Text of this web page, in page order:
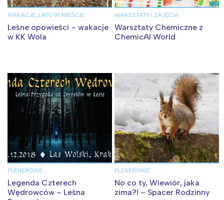
WAKACJE, LATO W MIEŚCIE
Leśne opowieści – wakacje
w KK Wola
WARSZTATY I ZAJĘCIA
Warsztaty Chemiczne z
ChemicAl World
PLENEROWE
Legenda Czterech
Wędrowców – Leśna
PLENEROWE
No co ty, Wiewiór, jaka
zima?! – Spacer Rodzinny